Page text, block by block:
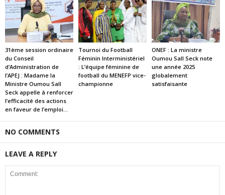
31ème session ordinaire
du Conseil
d’Administration de
l’APEJ : Madame la
Ministre Oumou Sall
Seck appelle à renforcer
l’efficacité des actions
en faveur de l’emploi...
Tournoi du Football
Féminin Interministériel
: L’équipe féminine de
football du MENEFP vice-
championne
ONEF : La ministre
Oumou Sall Seck note
une année 2025
globalement
satisfaisante
NO COMMENTS
LEAVE A REPLY